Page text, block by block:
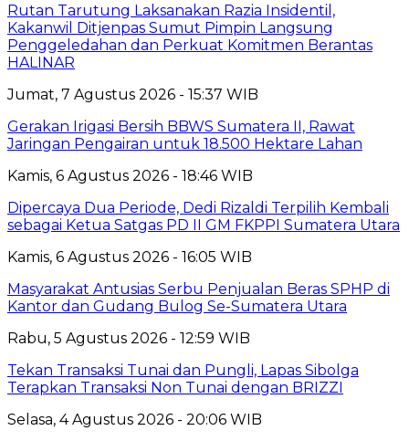
Rutan Tarutung Laksanakan Razia Insidentil,
Kakanwil Ditjenpas Sumut Pimpin Langsung
Penggeledahan dan Perkuat Komitmen Berantas
HALINAR
Jumat, 7 Agustus 2026 - 15:37 WIB
Gerakan Irigasi Bersih BBWS Sumatera II, Rawat
Jaringan Pengairan untuk 18.500 Hektare Lahan
Kamis, 6 Agustus 2026 - 18:46 WIB
Dipercaya Dua Periode, Dedi Rizaldi Terpilih Kembali
sebagai Ketua Satgas PD II GM FKPPI Sumatera Utara
Kamis, 6 Agustus 2026 - 16:05 WIB
Masyarakat Antusias Serbu Penjualan Beras SPHP di
Kantor dan Gudang Bulog Se-Sumatera Utara
Rabu, 5 Agustus 2026 - 12:59 WIB
Tekan Transaksi Tunai dan Pungli, Lapas Sibolga
Terapkan Transaksi Non Tunai dengan BRIZZI
Selasa, 4 Agustus 2026 - 20:06 WIB